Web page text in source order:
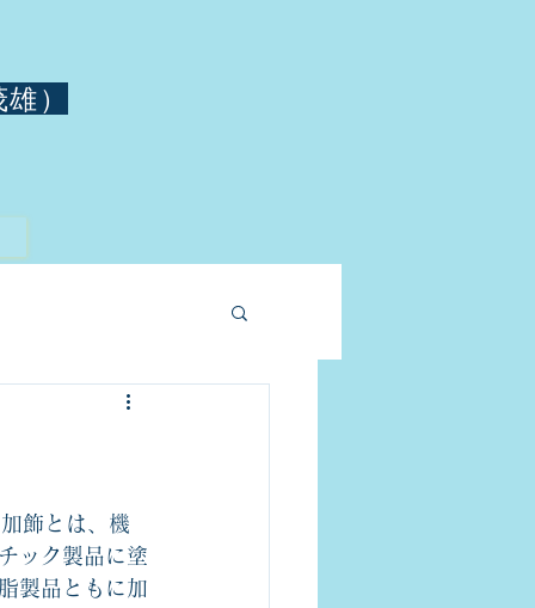
）
飾とは、機
ック製品に塗
製品ともに加